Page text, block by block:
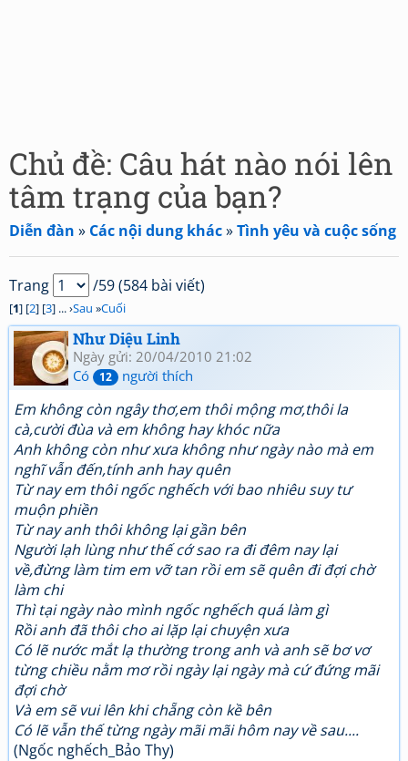
Chủ đề: Câu hát nào nói lên
tâm trạng của bạn?
Diễn đàn » Các nội dung khác»Tình yêu và cuộc sống
Trang /59 (584 bài viết)
[1] [2] [3] ... ›Sau »Cuối
Như Diệu Linh
Ngày gửi: 20/04/2010 21:02
Có
12 người thích
Em không còn ngây thơ,em thôi mộng mơ,thôi la
cà,cười đùa và em không hay khóc nữa
Anh không còn như xưa không như ngày nào mà em
nghĩ vẫn đến,tính anh hay quên
Từ nay em thôi ngốc nghếch với bao nhiêu suy tư
muộn phiền
Từ nay anh thôi không lại gần bên
Người lạh lùng như thế cớ sao ra đi đêm nay lại
về,đừng làm tim em vỡ tan rồi em sẽ quên đi đợi chờ
làm chi
Thì tại ngày nào mình ngốc nghếch quá làm gì
Rồi anh đã thôi cho ai lặp lại chuyện xưa
Có lẽ nước mắt lạ thường trong anh và anh sẽ bơ vơ
từng chiều nằm mơ rồi ngày lại ngày mà cứ đứng mãi
đợi chờ
Và em sẽ vui lên khi chẵng còn kề bên
Có lẽ vẫn thế từng ngày mãi mãi hôm nay về sau....
(Ngốc nghếch_Bảo Thy)